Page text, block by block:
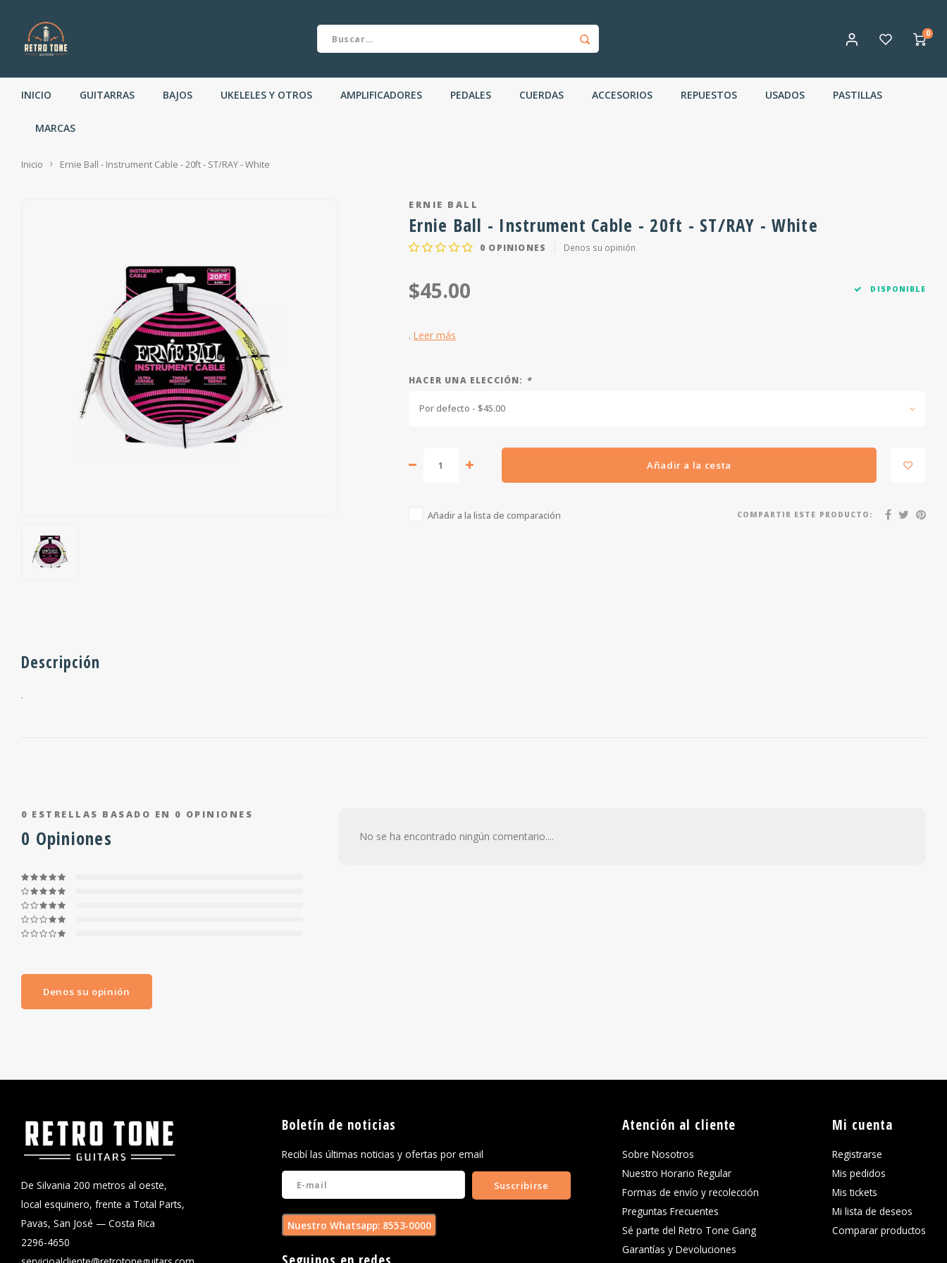
0
INICIO GUITARRAS BAJOS UKELELES Y OTROS AMPLIFICADORES PEDALES CUERDAS ACCESORIOS REPUESTOS USADOS PASTILLAS
MARCAS
Inicio Ernie Ball - Instrument Cable - 20ft - ST/RAY - White
ERNIE BALL
Ernie Ball - Instrument Cable - 20ft - ST/RAY - White
0 OPINIONES Denos su opinión
$45.00 DISPONIBLE
. Leer más
HACER UNA ELECCIÓN: *
Por defecto - $45.00
Añadir a la cesta
Añadir a la lista de comparación COMPARTIR ESTE PRODUCTO:
Descripción
.
0 ESTRELLAS BASADO EN 0 OPINIONES
0 Opiniones
Denos su opinión
No se ha encontrado ningún comentario....
De Silvania 200 metros al oeste,
local esquinero, frente a Total Parts,
Pavas, San José — Costa Rica
2296-4650
Boletín de noticias
Recibí las últimas noticias y ofertas por email
Suscribirse
Nuestro Whatsapp: 8553-0000
Atención al cliente
Sobre Nosotros
Nuestro Horario Regular
Formas de envío y recolección
Preguntas Frecuentes
Sé parte del Retro Tone Gang
Garantías y Devoluciones
Mi cuenta
Registrarse
Mis pedidos
Mis tickets
Mi lista de deseos
Comparar productos